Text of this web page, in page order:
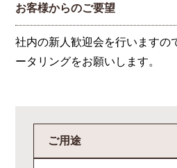
お客様からのご要望
社内の新人歓迎会を行いますの
ータリングをお願いします。
ご用途